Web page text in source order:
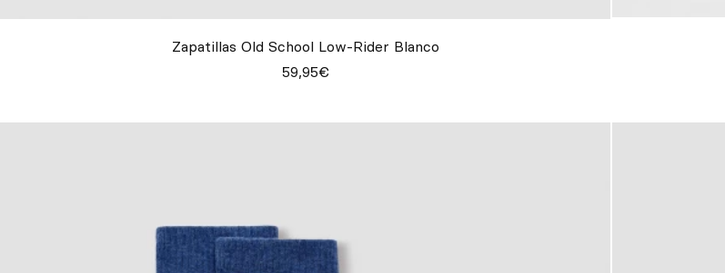
Zapatillas Old School Low-Rider Blanco
59,95€